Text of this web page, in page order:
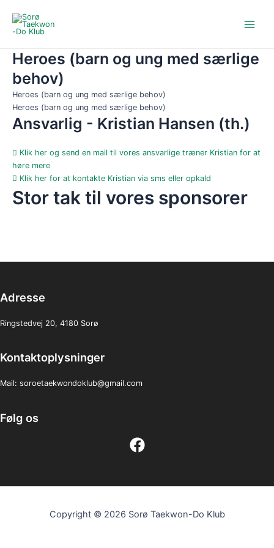
indholdet
Menu
Heroes (barn og ung med særlige
behov)
Heroes (barn og ung med særlige behov)
Heroes (barn og ung med særlige behov)
Ansvarlig - Kristian Hansen (th.)
Klik her og send en mail til vores ansvarlige træner Kristian for at
høre mere
Klik her for at kontakte Kristian via sms eller opkald
Stor tak til vores sponsorer
Adresse
Ringstedvej 20, 4180 Sorø
Kontaktoplysninger
Mail: soroetaekwondoklub@gmail.com
Følg os
Copyright © 2026 Sorø Taekwon-Do Klub